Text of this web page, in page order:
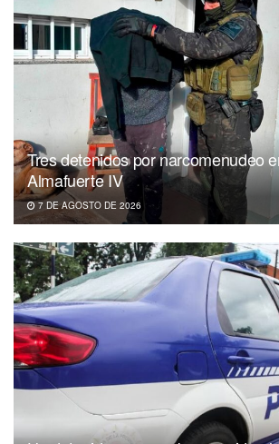
Tres detenidos por narcomenudeo
Almafuerte IV
7 DE AGOSTO DE 2026